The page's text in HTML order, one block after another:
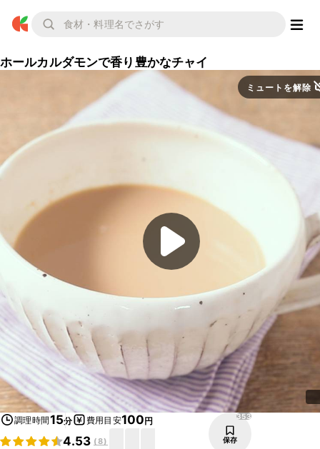
ホールカルダモンで香り豊かなチャイ
ミュートを解除
調理時間15分 費用目安100円
4.53 (8)
353
保存